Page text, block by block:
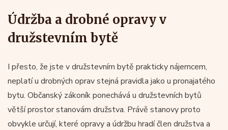
Údržba a drobné opravy v
družstevním bytě
I přesto, že jste v družstevním bytě prakticky nájemcem,
neplatí u drobných oprav stejná pravidla jako u pronajatého
bytu. Občanský zákoník ponechává u družstevních bytů
větší prostor stanovám družstva. Právě stanovy proto
obvykle určují, které opravy a údržbu hradí člen družstva a